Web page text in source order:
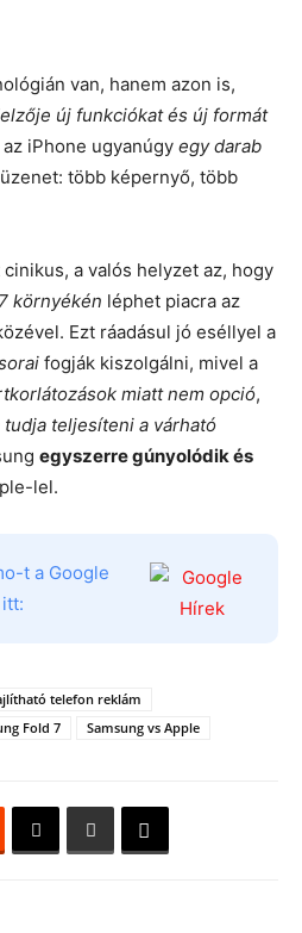
van, hanem azon is,
új funkciókat és új formát
iPhone ugyanúgy egy darab
több képernyő, több
a valós helyzet az, hogy
környékén léphet piacra az
Ezt ráadásul jó eséllyel a
fogják kiszolgálni, mivel a
miatt nem opció,
tudja teljesíteni a várható
egyszerre gúnyolódik és
lel.
t a Google
telefon reklám
Fold 7 Samsung vs Apple